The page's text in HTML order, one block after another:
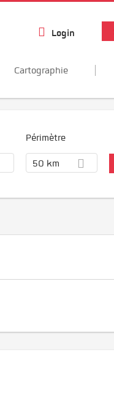
Login
Cartographie
Périmètre
50 km